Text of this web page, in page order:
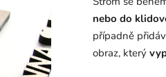
nebo do
případně
obraz, který